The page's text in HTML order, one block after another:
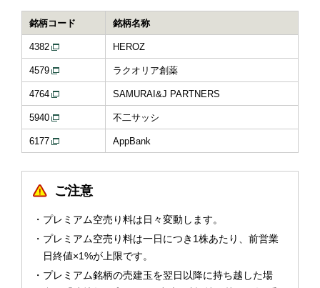
銘柄コード 銘柄名称
4382 HEROZ
4579 ラクオリア創薬
4764 SAMURAI&J PARTNERS
5940 不二サッシ
6177 AppBank
ご注意
プレミアム空売り料は日々変動します。
プレミアム空売り料は一日につき1株あたり、前営業
日終値×1%が上限です。
プレミアム銘柄の売建玉を翌日以降に持ち越した場